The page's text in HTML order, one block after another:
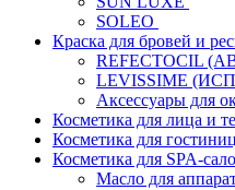
SOLEO
Краска для бровей и
REFECTOCIL
LEVISSIME
Аксессуары для
Косметика для лица и
Косметика для гостиниц
Косметика для SPA-
Масло для